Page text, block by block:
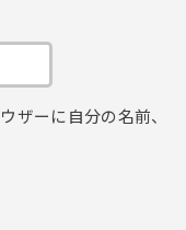
ザーに自分の名前、